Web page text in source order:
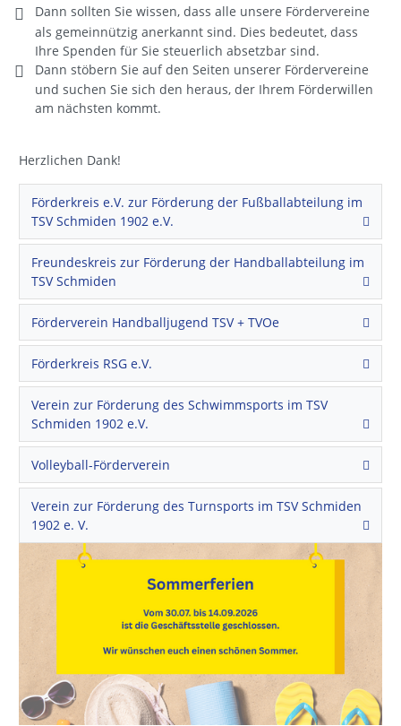
Dann sollten Sie wissen, dass alle unsere Fördervereine
als gemeinnützig anerkannt sind. Dies bedeutet, dass
Ihre Spenden für Sie steuerlich absetzbar sind.
Dann stöbern Sie auf den Seiten unserer Fördervereine
und suchen Sie sich den heraus, der Ihrem Förderwillen
am nächsten kommt.
Herzlichen Dank!
Förderkreis e.V. zur Förderung der Fußballabteilung im
TSV Schmiden 1902 e.V.
Freundeskreis zur Förderung der Handballabteilung im
TSV Schmiden
Förderverein Handballjugend TSV + TVOe
Förderkreis RSG e.V.
Verein zur Förderung des Schwimmsports im TSV
Schmiden 1902 e.V.
Volleyball-Förderverein
Verein zur Förderung des Turnsports im TSV Schmiden
1902 e. V.